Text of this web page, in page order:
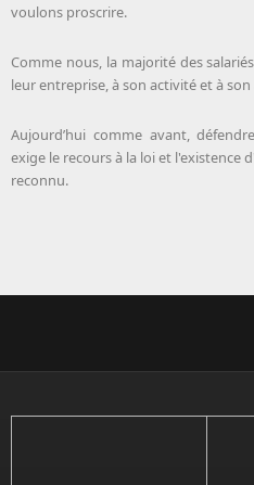
voulons proscrire.
Comme nous, la majorité des
leur entreprise, à son activité et à son
Aujourd’hui comme avant,
exige le recours à la loi et l'existence
reconnu.